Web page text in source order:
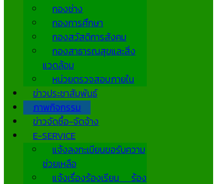
กองช่าง
กองการศึกษา
กองสวัสดิการสังคม
กองสาธารณสุขและสิ่ง
แวดล้อม
หน่วยตรวจสอบภายใน
ข่าวประชาสัมพันธ์
ภาพกิจกรรม
ข่าวจัดซื้อ-จัดจ้าง
E-SERVICE
แจ้งลงทะเบียนขอรับความ
ช่วยเหลือ
แจ้งเรื่องร้องเรียน ร้อง